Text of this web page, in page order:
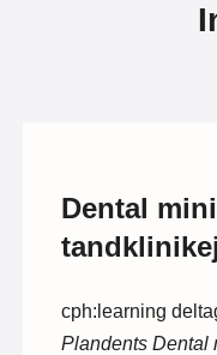
Dental
cph:learning
Plandents Dental